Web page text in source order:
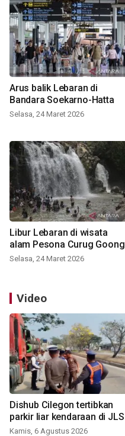
Arus balik Lebaran di
Bandara Soekarno-Hatta
Selasa, 24 Maret 2026
Libur Lebaran di wisata
alam Pesona Curug Goong
Selasa, 24 Maret 2026
Video
Dishub Cilegon tertibkan
parkir liar kendaraan di JLS
Kamis, 6 Agustus 2026